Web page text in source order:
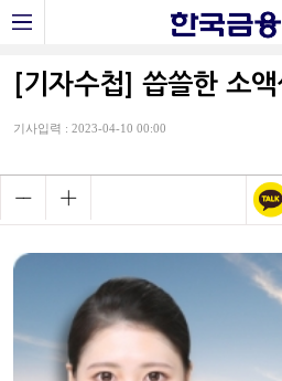
[기자수첩] 씁쓸한 소
기사입력 : 2023-04-10 00:00